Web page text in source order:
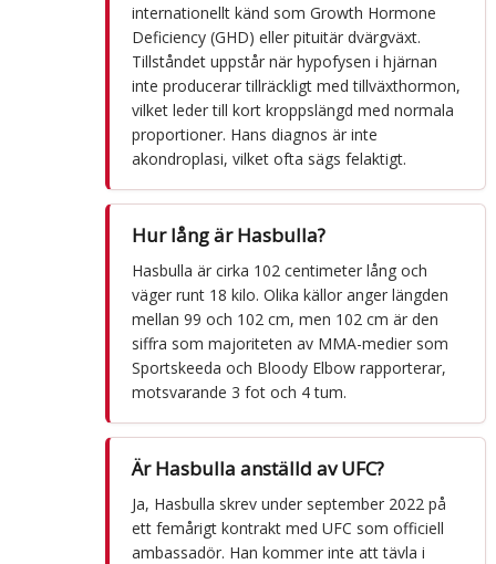
internationellt känd som Growth Hormone
Deficiency (GHD) eller pituitär dvärgväxt.
Tillståndet uppstår när hypofysen i hjärnan
inte producerar tillräckligt med tillväxthormon,
vilket leder till kort kroppslängd med normala
proportioner. Hans diagnos är inte
akondroplasi, vilket ofta sägs felaktigt.
Hur lång är Hasbulla?
Hasbulla är cirka 102 centimeter lång och
väger runt 18 kilo. Olika källor anger längden
mellan 99 och 102 cm, men 102 cm är den
siffra som majoriteten av MMA-medier som
Sportskeeda och Bloody Elbow rapporterar,
motsvarande 3 fot och 4 tum.
Är Hasbulla anställd av UFC?
Ja, Hasbulla skrev under september 2022 på
ett femårigt kontrakt med UFC som officiell
ambassadör. Han kommer inte att tävla i